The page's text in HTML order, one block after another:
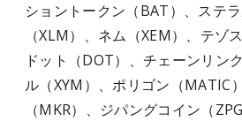
ショントークン（BAT）、ステ
（XLM）、ネム（XEM）、テゾ
ドット（DOT）、チェーンリン
ル（XYM）、ポリゴン（MATIC
（MKR）、ジパングコイン（